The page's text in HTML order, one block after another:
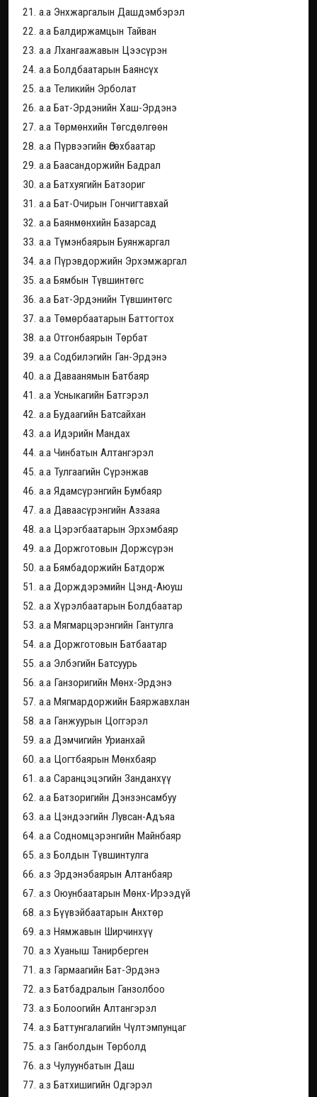
21. а.а Энхжаргалын Дашдэмбэрэл
22. а.а Балдиржамцын Тайван
23. а.а Лхангаажавын Цээсүрэн
24. а.а Болдбаатарын Баянсүх
25. а.а Теликийн Эрболат
26. а.а Бат-Эрдэнийн Хаш-Эрдэнэ
27. а.а Төрмөнхийн Төгсдөлгөөн
28. а.а Пүрвээгийн Өсөхбаатар
29. а.а Баасандоржийн Бадрал
30. а.а Батхуягийн Батзориг
31. а.а Бат-Очирын Гончигтавхай
32. а.а Баянмөнхийн Базарсад
33. а.а Түмэнбаярын Буянжаргал
34. а.а Пүрэвдоржийн Эрхэмжаргал
35. а.а Бямбын Түвшинтөгс
36. а.а Бат-Эрдэнийн Түвшинтөгс
37. а.а Төмөрбаатарын Баттогтох
38. а.а Отгонбаярын Төрбат
39. а.а Содбилэгийн Ган-Эрдэнэ
40. а.а Даваанямын Батбаяр
41. а.а Усныкагийн Батгэрэл
42. а.а Будаагийн Батсайхан
43. а.а Идэрийн Мандах
44. а.а Чинбатын Алтангэрэл
45. а.а Тулгаагийн Сүрэнжав
46. а.а Ядамсүрэнгийн Бумбаяр
47. а.а Даваасүрэнгийн Аззаяа
48. а.а Цэрэгбаатарын Эрхэмбаяр
49. а.а Доржготовын Доржсүрэн
50. а.а Бямбадоржийн Батдорж
51. а.а Дорждэрэмийн Цэнд-Аюуш
52. а.а Хүрэлбаатарын Болдбаатар
53. а.а Мягмарцэрэнгийн Гантулга
54. а.а Доржготовын Батбаатар
55. а.а Элбэгийн Батсуурь
56. а.а Ганзоригийн Мөнх-Эрдэнэ
57. а.а Мягмардоржийн Баяржавхлан
58. а.а Ганжуурын Цоггэрэл
59. а.а Дэмчигийн Урианхай
60. а.а Цогтбаярын Мөнхбаяр
61. а.а Саранцэцэгийн Занданхүү
62. а.а Батзоригийн Дэнзэнсамбуу
63. а.а Цэндээгийн Лувсан-Адъяа
64. а.а Содномцэрэнгийн Майнбаяр
65. а.з Болдын Түвшинтулга
66. а.з Эрдэнэбаярын Алтанбаяр
67. а.з Оюунбаатарын Мөнх-Ирээдүй
68. а.з Бүүвэйбаатарын Анхтөр
69. а.з Нямжавын Ширчинхүү
70. а.з Хуаныш Танирберген
71. а.з Гармаагийн Бат-Эрдэнэ
72. а.з Батбадралын Ганзолбоо
73. а.з Болоогийн Алтангэрэл
74. а.з Баттунгалагийн Чүлтэмпунцаг
75. а.з Ганболдын Төрболд
76. а.з Чулуунбатын Даш
77. а.з Батхишигийн Одгэрэл